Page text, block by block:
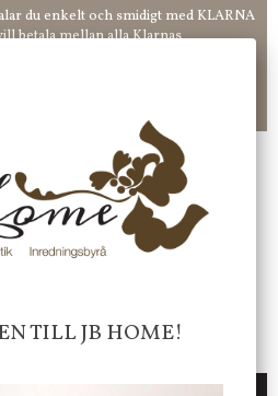
du enkelt och smidigt med KLARNA
betala mellan alla Klarnas
mellan 10.00 - 15.00
TILL JB HOME!